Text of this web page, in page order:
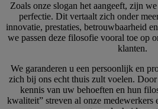
Zoals onze slogan het aangeeft, zijn
perfectie. Dit vertaalt zich onder
innovatie, prestaties, betrouwbaarheid
we passen deze filosofie vooral toe op
klanten.
We garanderen u een persoonlijk en
zich bij ons echt thuis zult voelen.
kennis van uw behoeften en hun
kwaliteit” streven al onze medewerkers